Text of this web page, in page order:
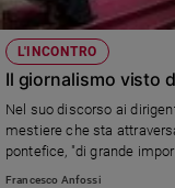
L'INCONTRO
Il giornalismo visto
Nel suo discorso ai
mestiere che sta
pontefice, "di grande
Francesco Anfossi